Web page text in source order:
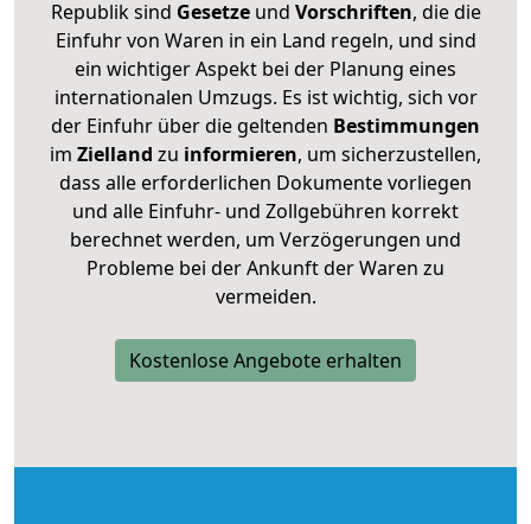
Republik sind Gesetzeund Vorschriften, die die
Einfuhr von Waren in ein Land regeln, und sind
ein wichtiger Aspekt bei der Planung eines
internationalen Umzugs. Es ist wichtig, sich vor
der Einfuhr über die geltenden Bestimmungen
im Zielland zu informieren, um sicherzustellen,
dass alle erforderlichen Dokumente vorliegen
und alle Einfuhr- und Zollgebühren korrekt
berechnet werden, um Verzögerungen und
Probleme bei der Ankunft der Waren zu
vermeiden.
Kostenlose Angebote erhalten